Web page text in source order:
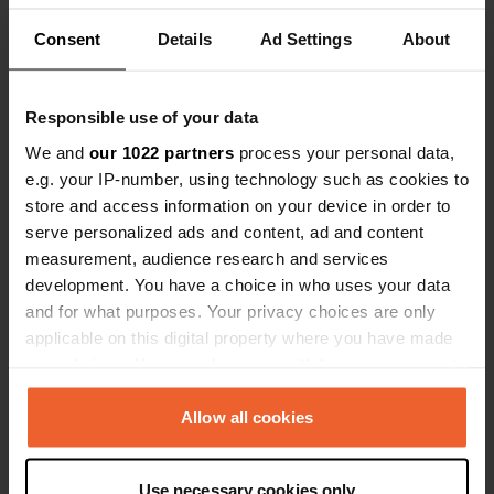
Consent Details Ad Settings About
Responsible use of your data
We and our 1022 partners process your personal data,
e.g. your IP-number, using technology such as cookies to
store and access information on your device in order to
serve personalized ads and content, ad and content
measurement, audience research and services
development. You have a choice in who uses your data
and for what purposes. Your privacy choices are only
applicable on this digital property where you have made
any time from the Cookie Declaration or by clicking on
the Privacy trigger icon.Allow all cookies
Use necessary cookies only
Contatto
Posizione
Route Forestière du Crohot
33950, Lège-Cap-Ferret, Francia
Coordinate
Copia
Codice sito